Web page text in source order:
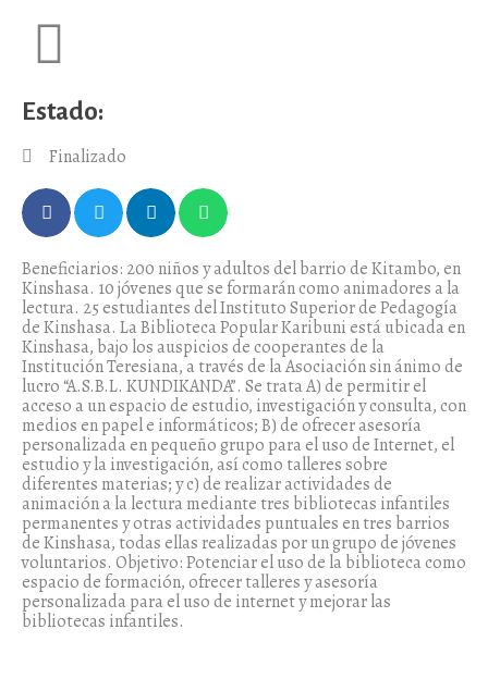
Estado:
Finalizado
Beneficiarios: 200 niños y adultos del barrio de Kitambo, en
Kinshasa. 10 jóvenes que se formarán como animadores a la
lectura. 25 estudiantes del Instituto Superior de Pedagogía
de Kinshasa. La Biblioteca Popular Karibuni está ubicada en
Kinshasa, bajo los auspicios de cooperantes de la
Institución Teresiana, a través de la Asociación sin ánimo de
lucro “A.S.B.L. KUNDIKANDA”. Se trata A) de permitir el
acceso a un espacio de estudio, investigación y consulta, con
medios en papel e informáticos; B) de ofrecer asesoría
personalizada en pequeño grupo para el uso de Internet, el
estudio y la investigación, así como talleres sobre
diferentes materias; y c) de realizar actividades de
animación a la lectura mediante tres bibliotecas infantiles
permanentes y otras actividades puntuales en tres barrios
de Kinshasa, todas ellas realizadas por un grupo de jóvenes
voluntarios. Objetivo: Potenciar el uso de la biblioteca como
espacio de formación, ofrecer talleres y asesoría
personalizada para el uso de internet y mejorar las
bibliotecas infantiles.